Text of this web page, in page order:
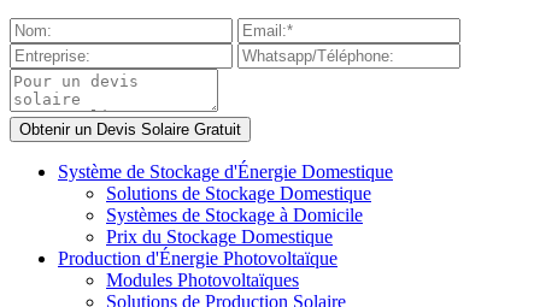
Système de Stockage d'Énergie Domestique
Solutions de Stockage Domestique
Systèmes de Stockage à Domicile
Prix du Stockage Domestique
Production d'Énergie Photovoltaïque
Modules Photovoltaïques
Solutions de Production Solaire